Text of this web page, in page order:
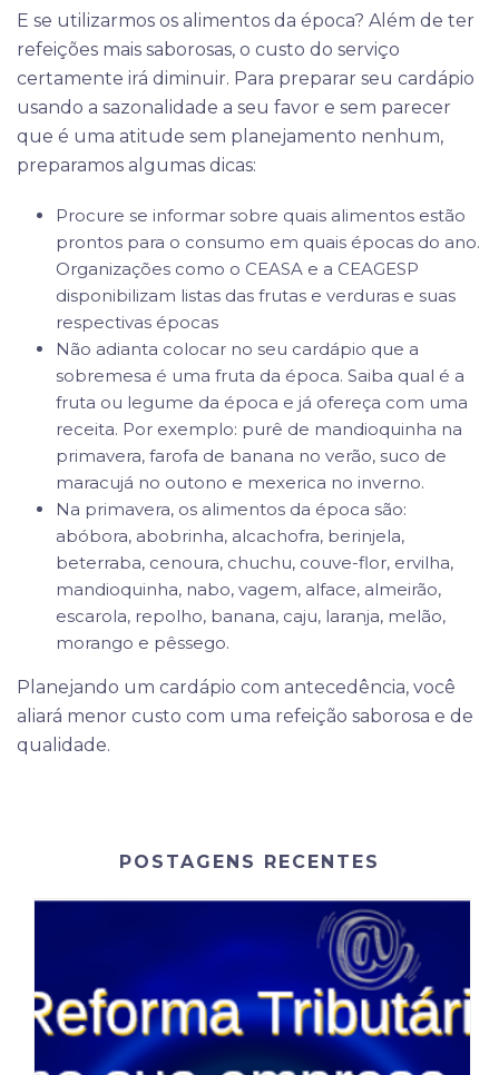
E se utilizarmos os alimentos da época? Além de ter
refeições mais saborosas, o custo do serviço
certamente irá diminuir. Para preparar seu cardápio
usando a sazonalidade a seu favor e sem parecer
que é uma atitude sem planejamento nenhum,
preparamos algumas dicas:
Procure se informar sobre quais alimentos estão
prontos para o consumo em quais épocas do ano.
Organizações como o CEASA e a CEAGESP
disponibilizam listas das frutas e verduras e suas
respectivas épocas
Não adianta colocar no seu cardápio que a
sobremesa é uma fruta da época. Saiba qual é a
fruta ou legume da época e já ofereça com uma
receita. Por exemplo: purê de mandioquinha na
primavera, farofa de banana no verão, suco de
maracujá no outono e mexerica no inverno.
Na primavera, os alimentos da época são:
abóbora, abobrinha, alcachofra, berinjela,
beterraba, cenoura, chuchu, couve-flor, ervilha,
mandioquinha, nabo, vagem, alface, almeirão,
escarola, repolho, banana, caju, laranja, melão,
morango e pêssego.
Planejando um cardápio com antecedência, você
aliará menor custo com uma refeição saborosa e de
qualidade.
POSTAGENS RECENTES